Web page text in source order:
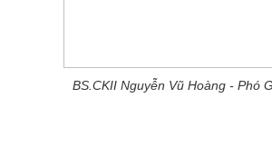
BS.CKII Nguyễn Vũ Hoàng - Phó